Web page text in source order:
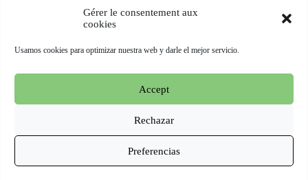
Gérer le consentement aux
cookies
Usamos cookies para optimizar nuestra web y darle el mejor servicio.
Accept
Rechazar
Preferencias
Registrarse
Copyright © 2026 oriGIn | Organization for an International
Geographical Indications Network -Web alojada y manejada